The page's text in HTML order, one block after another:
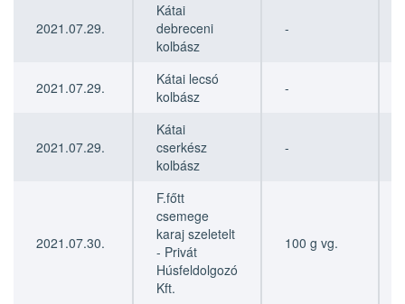
2021.07.29.
Kátai
debreceni
kolbász
-
2021.07.29.
Kátai lecsó
kolbász
-
2021.07.29.
Kátai
cserkész
kolbász
-
2021.07.30.
F.főtt
csemege
karaj szeletelt
- Privát
Húsfeldolgozó
Kft.
100 g vg.